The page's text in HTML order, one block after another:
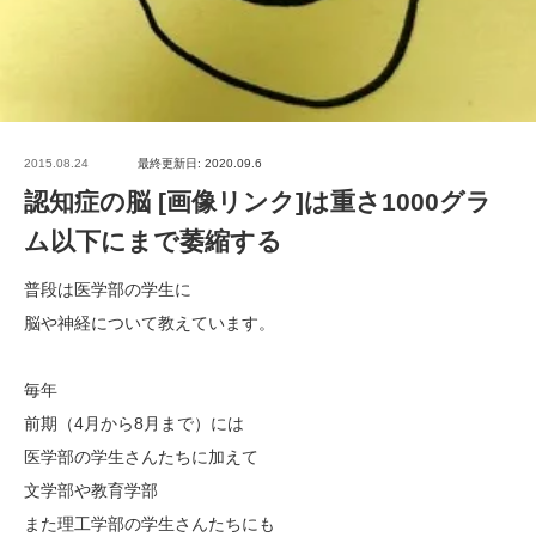
2015.08.24 最終更新日: 2020.09.6
認知症の脳 [画像リンク]は重さ1000グラ
ム以下にまで萎縮する
普段は医学部の学生に
脳や神経について教えています。
毎年
前期（4月から8月まで）には
医学部の学生さんたちに加えて
文学部や教育学部
また理工学部の学生さんたちにも